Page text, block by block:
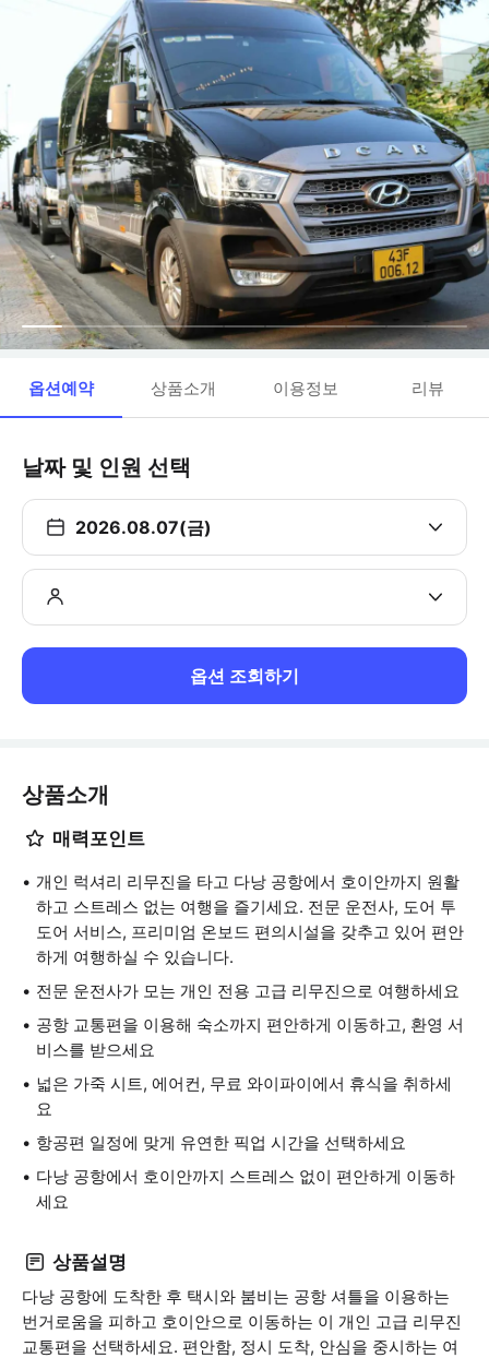
옵션예약 상품소개 이용정보 리뷰
날짜 및 인원 선택
2026.08.07(금)
옵션 조회하기
상품소개
매력포인트
개인 럭셔리 리무진을 타고 다낭 공항에서 호이안까지 원활
하고 스트레스 없는 여행을 즐기세요. 전문 운전사, 도어 투
도어 서비스, 프리미엄 온보드 편의시설을 갖추고 있어 편안
하게 여행하실 수 있습니다.
전문 운전사가 모는 개인 전용 고급 리무진으로 여행하세요
공항 교통편을 이용해 숙소까지 편안하게 이동하고, 환영 서
비스를 받으세요
넓은 가죽 시트, 에어컨, 무료 와이파이에서 휴식을 취하세
요
항공편 일정에 맞게 유연한 픽업 시간을 선택하세요
다낭 공항에서 호이안까지 스트레스 없이 편안하게 이동하
세요
상품설명
다낭 공항에 도착한 후 택시와 붐비는 공항 셔틀을 이용하는
번거로움을 피하고 호이안으로 이동하는 이 개인 고급 리무진
교통편을 선택하세요. 편안함, 정시 도착, 안심을 중시하는 여